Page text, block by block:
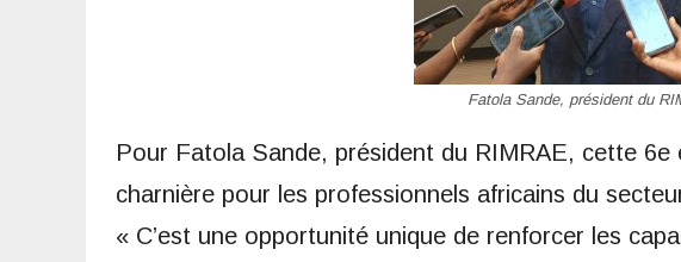
Fatola Sande, président du
Pour Fatola Sande, président du RIMRAE, cette
charnière pour les professionnels africains du
« C’est une opportunité unique de renforcer les